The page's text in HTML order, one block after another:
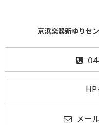
京浜楽器新ゆりセ
HP
メー